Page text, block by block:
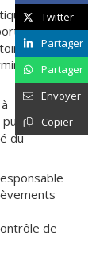
par
du
de
Twitter
Partager
Partager
Envoyer
Copier